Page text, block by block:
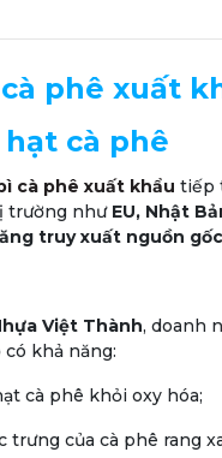
phê xuất
cà phê
cà phê xuất khẩu tiếp
trường như EU, Nhật
truy xuất nguồn
Việt Thành, doanh
có khả năng:
cà phê khỏi oxy hóa;
trưng của cà phê rang